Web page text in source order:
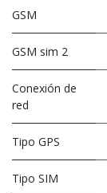
GSM
GSM sim 2
Conexión de
red
Tipo GPS
Tipo SIM